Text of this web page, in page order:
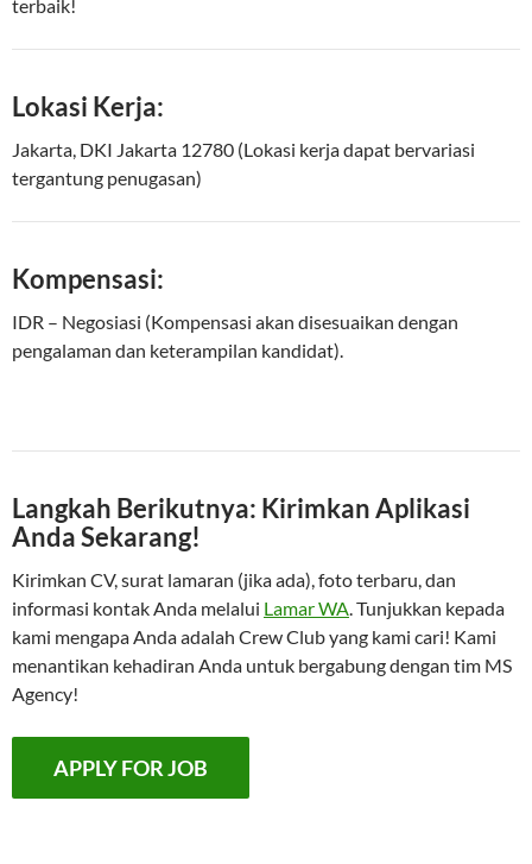
terbaik!
Lokasi Kerja:
Jakarta, DKI Jakarta 12780 (Lokasi kerja dapat bervariasi
tergantung penugasan)
Kompensasi:
IDR – Negosiasi (Kompensasi akan disesuaikan dengan
pengalaman dan keterampilan kandidat).
Langkah Berikutnya: Kirimkan Aplikasi
Anda Sekarang!
Kirimkan CV, surat lamaran (jika ada), foto terbaru, dan
informasi kontak Anda melalui Lamar WA. Tunjukkan kepada
kami mengapa Anda adalah Crew Club yang kami cari! Kami
menantikan kehadiran Anda untuk bergabung dengan tim MS
Agency!